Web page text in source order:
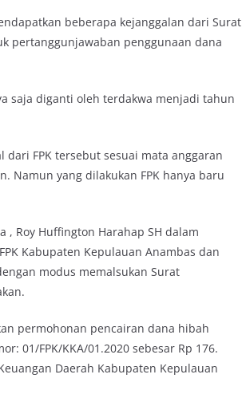
beberapa kejanggalan dari Surat
pertanggunjawaban penggunaan dana
saja diganti oleh terdakwa menjadi tahun
FPK tersebut sesuai mata anggaran
Namun yang dilakukan FPK hanya baru
, Roy Huffington Harahap SH dalam
Kabupaten Kepulauan Anambas dan
modus memalsukan Surat
permohonan pencairan dana hibah
01/FPK/KKA/01.2020 sebesar Rp 176.
Daerah Kabupaten Kepulauan